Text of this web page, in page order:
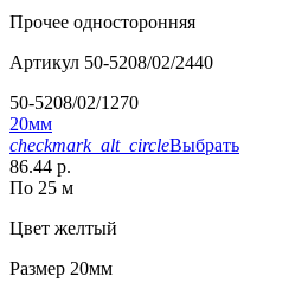
Прочее односторонняя
Артикул 50-5208/02/2440
50-5208/02/1270
20мм
checkmark_alt_circleВыбрать
86.44 р.
По 25 м
Цвет желтый
Размер 20мм